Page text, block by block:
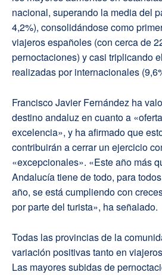
nacional, superando la media del
4,2%), consolidándose como
viajeros españoles (con cerca de
pernoctaciones) y casi triplicando
realizadas por internacionales
Francisco Javier Fernández ha
destino andaluz en cuanto a
excelencia», y ha afirmado que
contribuirán a cerrar un ejercicio
«excepcionales». «Este año más
Andalucía tiene de todo, para
año, se está cumpliendo con
por parte del turista», ha señalado.
Todas las provincias de la
variación positivas tanto en
Las mayores subidas de